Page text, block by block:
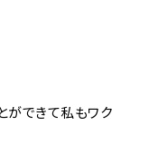
ができて私もワク